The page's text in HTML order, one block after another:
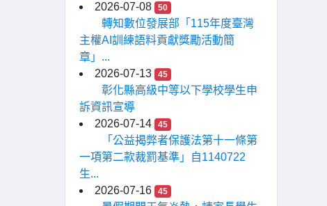
2026-07-08
50
轉知數位發展部「115年度臺灣
主權AI訓練語料貢獻獎勵活動簡
章」...
2026-07-13
45
彰化縣高級中等以下學校學生申
訴資訊宣導
2026-07-14
45
「公益揭弊者保護法第十一條第
一項第二款裁罰基準」自1140722
生...
2026-07-16
45